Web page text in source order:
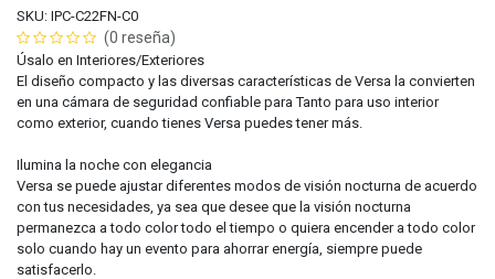
SKU: IPC-C22FN-C0
(0 reseña)
Úsalo en Interiores/Exteriores
El diseño compacto y las diversas características de Versa la convierten
en una cámara de seguridad confiable para Tanto para uso interior
como exterior, cuando tienes Versa puedes tener más.
Ilumina la noche con elegancia
Versa se puede ajustar diferentes modos de visión nocturna de acuerdo
con tus necesidades, ya sea que desee que la visión nocturna
permanezca a todo color todo el tiempo o quiera encender a todo color
solo cuando hay un evento para ahorrar energía, siempre puede
satisfacerlo.